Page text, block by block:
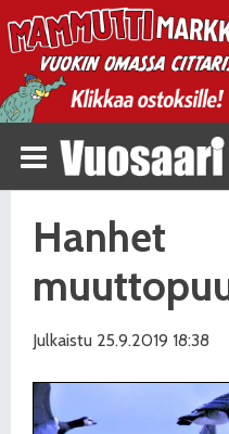
Hanhet
Julkaistu 25.9.2019 18:38